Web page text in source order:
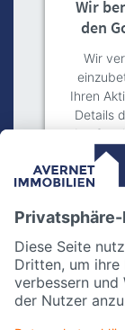
Wir
den
Wir
Ihren
Details
des